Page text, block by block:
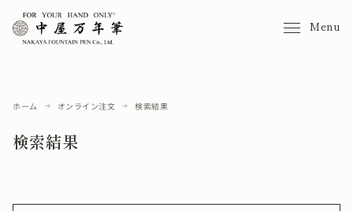
Menu
ホーム オンライン注文 検索結果
検索結果